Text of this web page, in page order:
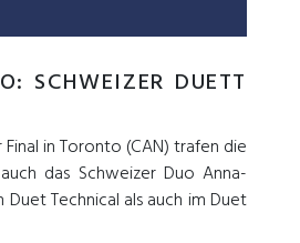
SCHWEIZER DUETT
in Toronto (CAN) trafen die
das Schweizer Duo Anna-
Technical als auch im Duet